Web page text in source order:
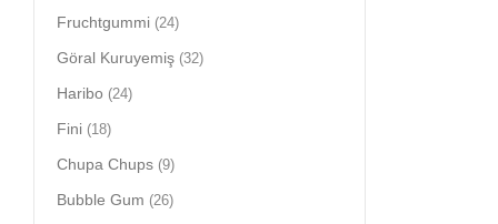
Fruchtgummi (24)
Göral Kuruyemiş (32)
Haribo (24)
Fini (18)
Chupa Chups (9)
Bubble Gum (26)